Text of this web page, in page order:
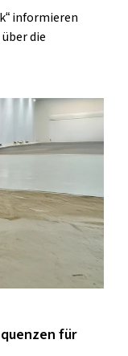
informieren
die
für